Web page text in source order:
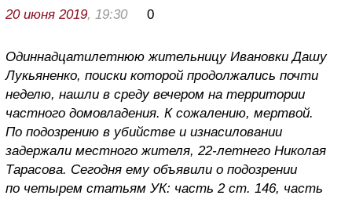
20 июня 2019, 19:30 0
Одиннадцатилетнюю жительницу Ивановки Дашу
Лукьяненко, поиски которой продолжались почти
неделю, нашли в среду вечером на территории
частного домовладения. К сожалению, мертвой.
По подозрению в убийстве и изнасиловании
задержали местного жителя, 22-летнего Николая
Тарасова. Сегодня ему объявили о подозрении
по четырем статьям УК: часть 2 ст. 146, часть